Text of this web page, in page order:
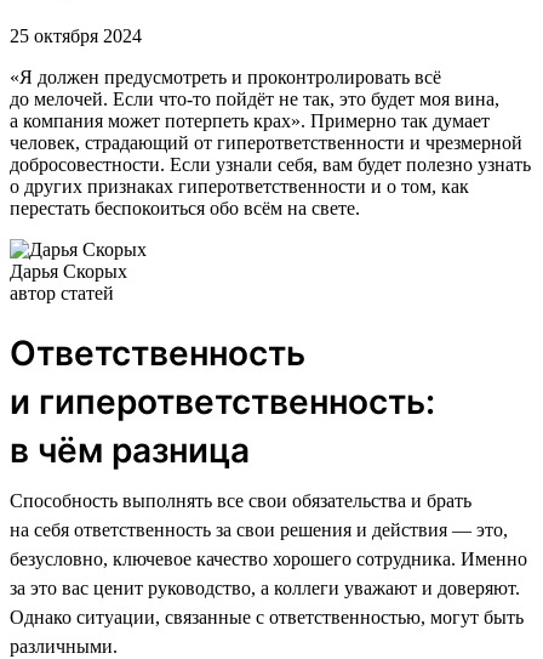
25 октября 2024
«Я должен предусмотреть и проконтролировать всё
до мелочей. Если что-то пойдёт не так, это будет моя вина,
а компания может потерпеть крах». Примерно так думает
человек, страдающий от гиперответственности и чрезмерной
добросовестности. Если узнали себя, вам будет полезно узнать
о других признаках гиперответственности и о том, как
перестать беспокоиться обо всём на свете.
Дарья Скорых
автор статей
Ответственность
и гиперответственность:
в чём разница
Способность выполнять все свои обязательства и брать
на себя ответственность за свои решения и действия — это,
безусловно, ключевое качество хорошего сотрудника. Именно
за это вас ценит руководство, а коллеги уважают и доверяют.
Однако ситуации, связанные с ответственностью, могут быть
различными.